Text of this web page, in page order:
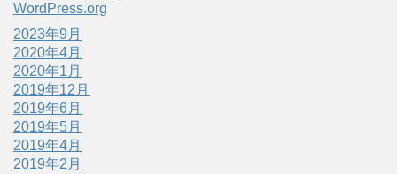
WordPress.org
2023年9月
2020年4月
2020年1月
2019年12月
2019年6月
2019年5月
2019年4月
2019年2月